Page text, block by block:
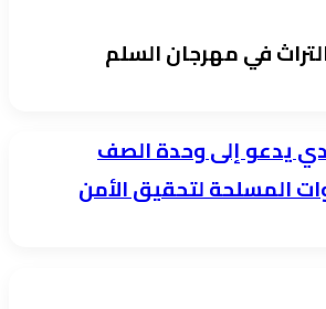
في مهرجان السلم
يدعو إلى وحدة الصف
المسلحة لتحقيق الأمن